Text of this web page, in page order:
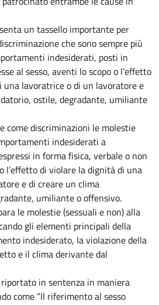
un tassello importante per
che sono sempre più
indesiderati, posti in
al sesso, aventi lo scopo o l’effetto
lavoratrice o di un lavoratore e
ostile, degradante, umiliante
come discriminazioni le molestie
indesiderati a
in forma fisica, verbale o non
l’effetto di violare la dignità di una
e di creare un clima
umiliante o offensivo.
le molestie (sessuali e non) alla
gli elementi principali della
indesiderato, la violazione della
e il clima derivante dal
in sentenza in maniera
come “Il riferimento al sesso